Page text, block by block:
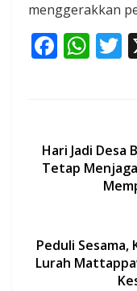
menggerakkan
F
o
o
W
A
p
p
T
Hari Jadi Desa
Tetap
Peduli
Lurah